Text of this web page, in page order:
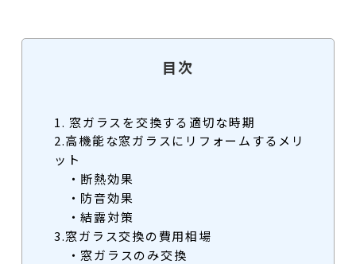
目次
1. 窓ガラスを交換する適切な時期
2.高機能な窓ガラスにリフォームするメリ
ット
・断熱効果
・防音効果
・結露対策
3.窓ガラス交換の費用相場
・窓ガラスのみ交換